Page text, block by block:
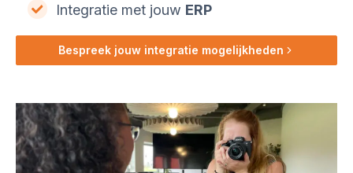
Integratie met jouw ERP
Bespreek jouw integratie mogelijkheden